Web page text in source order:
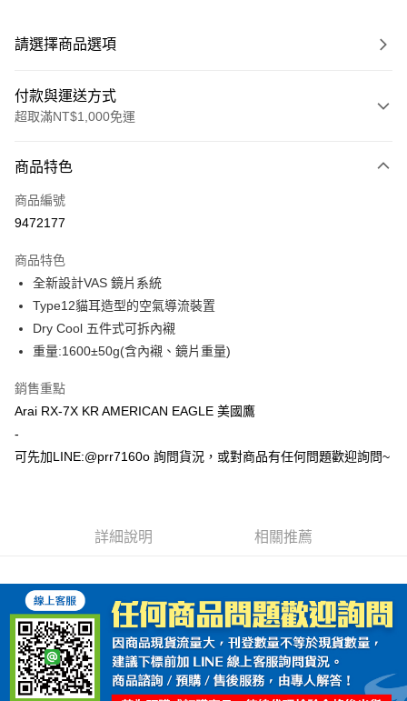
請選擇商品選項
付款與運送方式
超取滿NT$1,000免運
信用卡一次付款
超商取貨付款
ATM付款
運送方式
全家取貨付款(安全帽一頂以上請選宅配)
7-11取貨付款(安全帽一頂以上請選宅配)
每筆NT$60，滿NT$1,000(含以上)免運費
商品特色
商品編號
9472177
商品特色
全新設計VAS 鏡片系統
Type12貓耳造型的空氣導流裝置
Dry Cool 五件式可拆內襯
重量:1600±50g(含內襯、鏡片重量)
銷售重點
Arai RX-7X KR AMERICAN EAGLE 美國鷹
-
可先加LINE:@prr7160o 詢問貨況，或對商品有任何問題歡迎詢問~
詳細說明 相關推薦